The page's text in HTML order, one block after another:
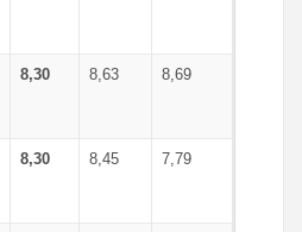
8,30 8,63 8,69
8,30 8,45 7,79